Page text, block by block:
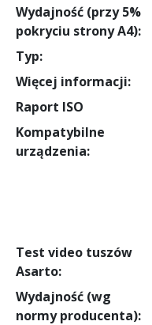
Wydajność (przy 5%
pokryciu strony A4):
Typ:
Więcej informacji:
Raport ISO
Kompatybilne
urządzenia:
Test video tuszów
Asarto:
Wydajność (wg
normy producenta):